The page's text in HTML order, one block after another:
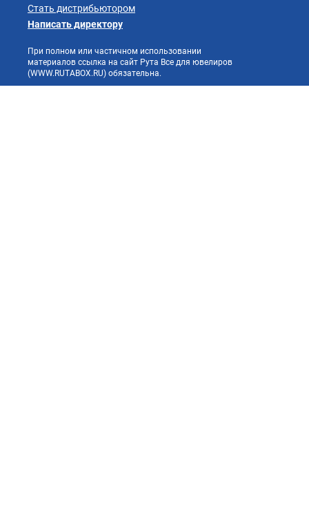
Стать дистрибьютором
Написать директору
При полном или частичном использовании
материалов ссылка на сайт Рута Все для ювелиров
(WWW.RUTABOX.RU) обязательна.